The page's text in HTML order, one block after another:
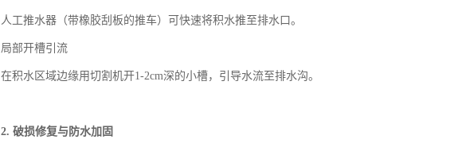
人工推水器（带橡胶刮板的推车）可快速将积水推至排水口。
局部开槽引流
在积水区域边缘用切割机开1-2cm深的小槽，引导水流至排水沟。
2. 破损修复与防水加固